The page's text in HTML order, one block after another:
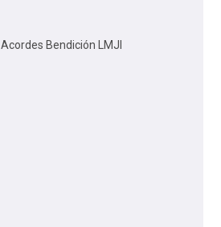
Acordes Bendición LMJI